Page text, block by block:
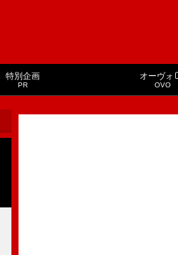
特別企画
PR
オーヴォ
OVO